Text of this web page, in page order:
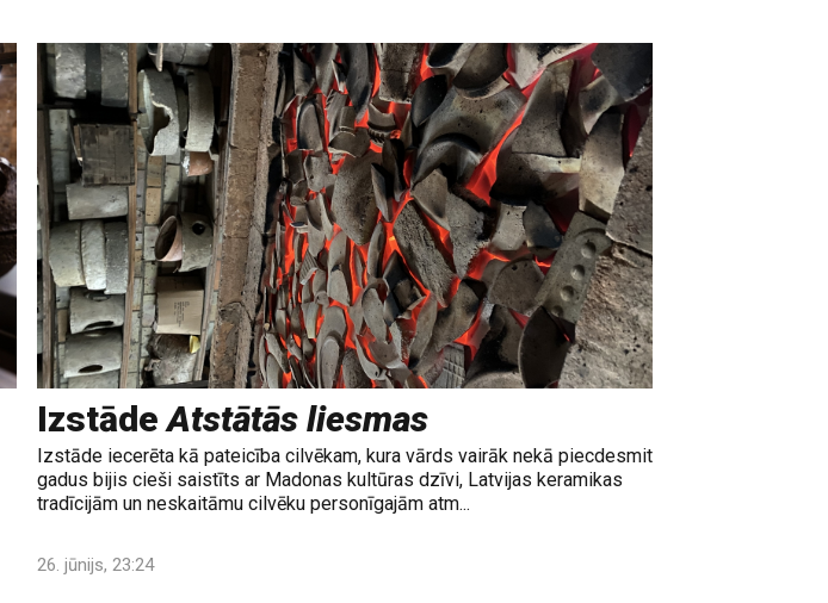
IzstādeAtstātās liesmas
Izstāde iecerēta kā pateicība cilvēkam, kura vārds vairāk nekā piecdesmit
gadus bijis cieši saistīts ar Madonas kultūras dzīvi, Latvijas keramikas
tradīcijām un neskaitāmu cilvēku personīgajām atm...
26. jūnijs, 23:24